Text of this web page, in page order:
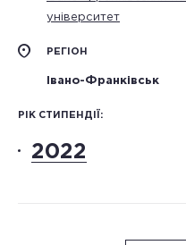
університет
РЕГІОН
Івано-Франківськ
РІК СТИПЕНДІЇ:
2022